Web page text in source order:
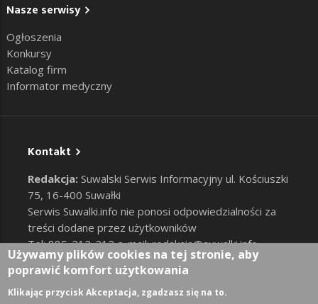
Nasze serwisy
Ogłoszenia
Konkursy
Katalog firm
Informator medyczny
Kontakt
Redakcja: Suwalski Serwis Informacyjny ul. Kościuszki
75, 16-400 Suwałki
Serwis Suwalki.info nie ponosi odpowiedzialności za
treści dodane przez użytkowników
Tel: 885-212-212 e-mail:redakcja@suwalki.info,
reklama@suwalki.info
RODO |Cookies
User account menu
Zaloguj
Używamy plików cookies na tej stronie, aby
poprawić komfort użytkowania
Klikając przycisk Akceptacja, zgadzasz się na to.